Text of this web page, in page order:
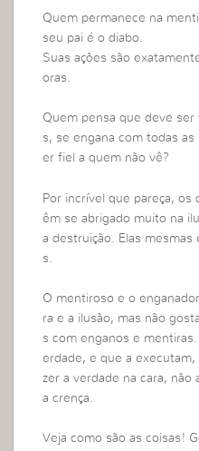
Quem permanece na
seu pai é o diabo.
Suas ações são
oras.
Quem pensa que deve
s, se engana com todas
er fiel a quem não vê?
Por incrível que pareça, os
êm se abrigado muito na
a destruição. Elas
s.
O mentiroso e o
ra e a ilusão, mas não
s com enganos e
erdade, e que a
zer a verdade na cara, não
a crença.
Veja como são as coisas!